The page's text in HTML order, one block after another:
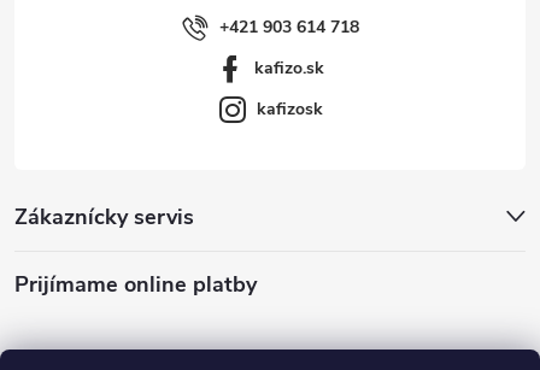
Zákaznícky servis
Prijímame online platby
+421 903 614 718
kafizo.sk
kafizosk